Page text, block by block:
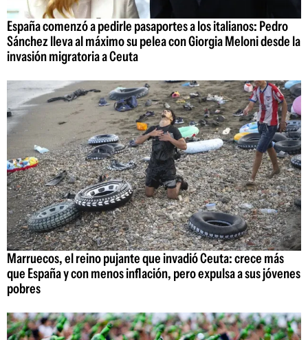
España comenzó a pedirle pasaportes a los italianos: Pedro
Sánchez lleva al máximo su pelea con Giorgia Meloni desde la
invasión migratoria a Ceuta
Marruecos, el reino pujante que invadió Ceuta: crece más
que España y con menos inflación, pero expulsa a sus jóvenes
pobres